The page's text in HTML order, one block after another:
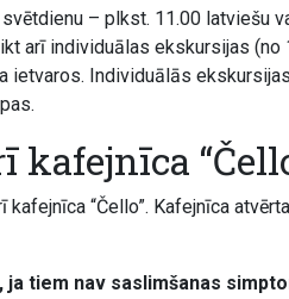
– plkst. 11.00 latviešu
arī individuālas ekskursijas
Individuālās
“Čello”. Kafejnīca
tiem nav saslimšanas